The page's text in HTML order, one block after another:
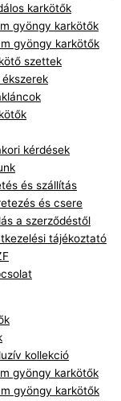
karkötők
gyöngy karkötők
gyöngy karkötők
szettek
kérdések
és szállítás
és csere
a szerződéstől
tájékoztató
kollekció
gyöngy karkötők
gyöngy karkötők